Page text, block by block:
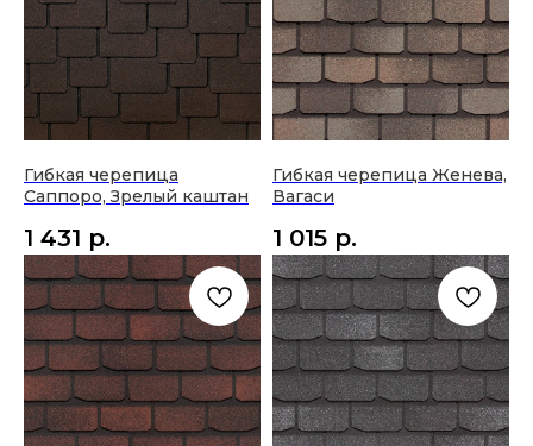
Гибкая черепица
Саппоро, Зрелый каштан
1 431 р.
Гибкая черепица Женева,
Вагаси
1 015 р.